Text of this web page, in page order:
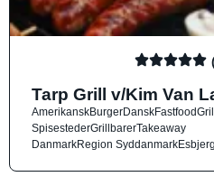
Tarp Grill v/Kim Van
AmerikanskBurgerDanskFastfood
SpisestederGrillbarerTakeaway
DanmarkRegion Syddanmark